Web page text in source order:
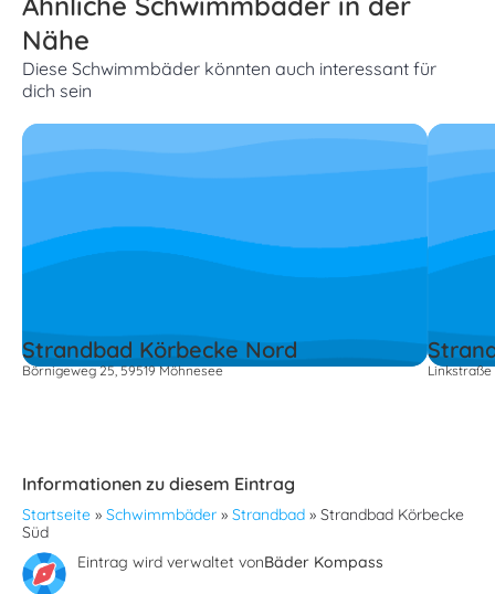
Nähe
Diese Schwimmbäder könnten auch interessant für
dich sein
Strandbad Körbecke Nord
Börnigeweg 25, 59519 Möhnesee Linkstraße
Informationen zu diesem Eintrag
Startseite » Schwimmbäder » Strandbad » Strandbad Körbecke
Süd
Eintrag wird verwaltet vonBäder Kompass